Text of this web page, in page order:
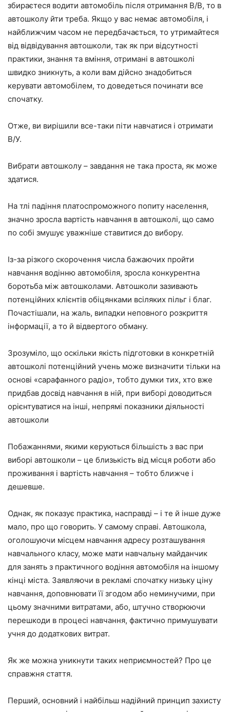
збираєтеся водити автомобіль після отримання В/В, то в
автошколу йти треба. Якщо у вас немає автомобіля, і
найближчим часом не передбачається, то утримайтеся
від відвідування автошколи, так як при відсутності
практики, знання та вміння, отримані в автошколі
швидко зникнуть, а коли вам дійсно знадобиться
керувати автомобілем, то доведеться починати все
спочатку.
Отже, ви вирішили все-таки піти навчатися і отримати
В/У.
Вибрати автошколу – завдання не така проста, як може
здатися.
На тлі падіння платоспроможного попиту населення,
значно зросла вартість навчання в автошколі, що само
по собі змушує уважніше ставитися до вибору.
Із-за різкого скорочення числа бажаючих пройти
навчання водінню автомобіля, зросла конкурентна
боротьба між автошколами. Автошколи зазивають
потенційних клієнтів обіцянками всіляких пільг і благ.
Почастішали, на жаль, випадки неповного розкриття
інформації, а то й відвертого обману.
Зрозуміло, що оскільки якість підготовки в конкретній
автошколі потенційний учень може визначити тільки на
основі «сарафанного радіо», тобто думки тих, хто вже
придбав досвід навчання в ній, при виборі доводиться
орієнтуватися на інші, непрямі показники діяльності
автошколи
Побажаннями, якими керуються більшість з вас при
виборі автошколи – це близькість від місця роботи або
проживання і вартість навчання – тобто ближче і
дешевше.
Однак, як показує практика, насправді – і те й інше дуже
мало, про що говорить. У самому справі. Автошкола,
оголошуючи місцем навчання адресу розташування
навчального класу, може мати навчальну майданчик
для занять з практичного водіння автомобіля на іншому
кінці міста. Заявляючи в рекламі спочатку низьку ціну
навчання, доповнювати її згодом або неминучими, при
цьому значними витратами, або, штучно створюючи
перешкоди в процесі навчання, фактично примушувати
учня до додаткових витрат.
Як же можна уникнути таких неприємностей? Про це
справжня стаття.
Перший, основний і найбільш надійний принцип захисту